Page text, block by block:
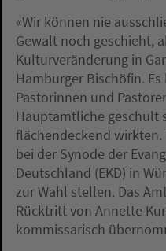
«Wir können nie
Gewalt noch geschieht,
Kulturveränderung in
Hamburger Bischöfin.
Pastorinnen und
Hauptamtliche geschult
flächendeckend
bei der Synode der
Deutschland (EKD) in
zur Wahl stellen. Das
Rücktritt von Annette
kommissarisch